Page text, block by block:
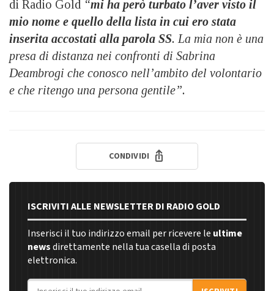
di Radio Gold “mi ha però turbato l’aver visto il
mio nome e quello della lista in cui ero stata
inserita accostati alla parola SS. La mia non è una
presa di distanza nei confronti di Sabrina
Deambrogi che conosco nell’ambito del volontario
e che ritengo una persona gentile”.
CONDIVIDI
ISCRIVITI ALLE NEWSLETTER DI RADIO GOLD
Inserisci il tuo indirizzo email per ricevere le ultime
newsdirettamente nella tua casella di posta
elettronica.
Indirizzo email